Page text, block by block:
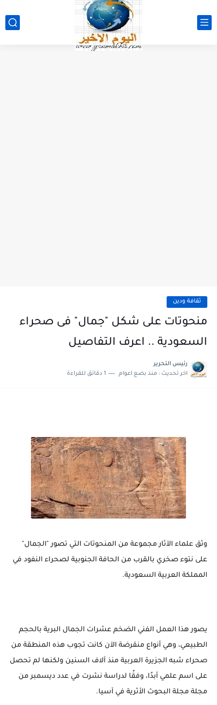
ثقافة ودين
منحوتات على شكل "جمال" فى صحراء
السعودية .. اعرف التفاصيل
رئيس التحرير
اخر تحديث : منذ بضع اعوام 1 دقائق للقراءة
وثق علماء الآثار مجموعة من المنحوتات التي تصور "الجمال"
على نتوء صخري بالقرب من الحافة الجنوبية لصحراء النفود في
المملكة العربية السعودية.
يصور هذا العمل الفني الضخم عشرات الجمال البرية بالحجم
الطبيعي، وهي أنواع منقرضة الآن كانت تجوب هذه المنطقة من
صحراء شبه الجزيرة العربية منذ آلاف السنين ولكنها لم تحصل
على اسم علمي أبدًا، وفقًا لدراسة نشرت في عدد ديسمبر من
مجلة مجلة البحوث الأثرية في آسيا.